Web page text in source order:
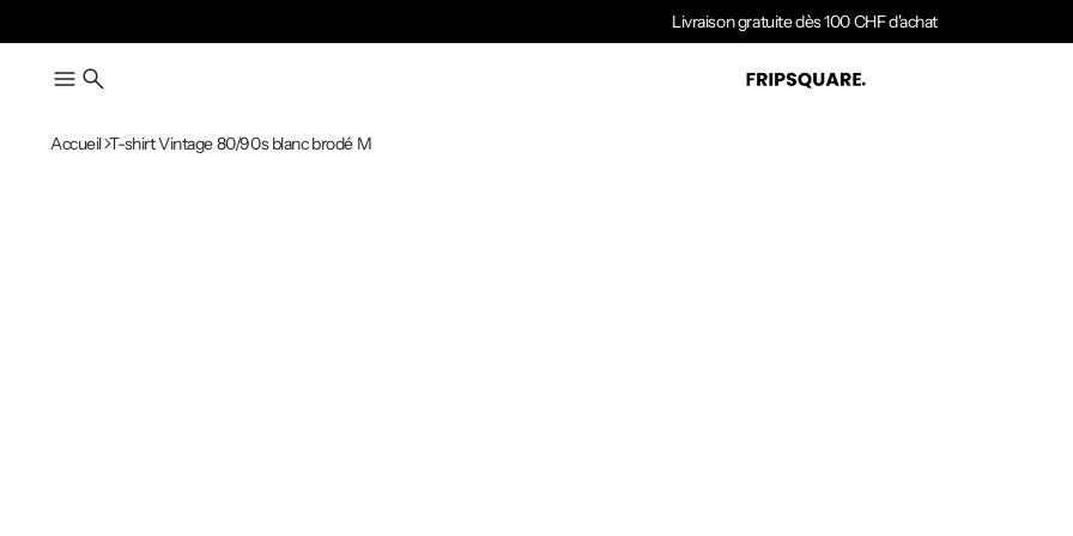
Livraison gratuite dès 100 CHF d'achat
Accueil T-shirt Vintage 80/90s blanc brodé M